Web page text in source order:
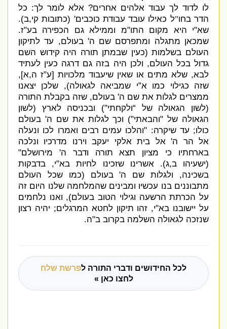
לו לדוד לך עבוד אלהים אחרים?אלא לומר לך:כל
הדר בחו"ל כאילו עובד עבודת כוכבים' (כתובות קי ,ב).
שא"י היא מקום התו"מ וממילא גם הכפירה בע"ז.
שמכאן מתגלה ומתפרסם שם ה 'בעולם,עד לתיקון
העולם בשלמות(כעין שבמתן תורה היה קידוש השם
גדול בכל העולם,ולכן היה בזה גם דרגה כעין לעתיד
לבא,שלא מתים או שאין שיעבוד מלכויות[ע "ז ה א],
שזה כגילוי כמו א”י שמביאה לגאולה),שלכן יצאנו
ממצרים לגלות את שם ה 'בעולם,שזה בקבלת התורה
לשון הגאולה של “ולקחתי")ובכניסה לארץ(
לשון
הגאולה של"והבאתי")וכך לגלות את שם ה 'בעולם
כולו;עד שיקרה: "והלכו עמים רבים ואמרו לכו ונעלה
אל הר ה 'אל בית אלקי יעקב וירנו מדרכיו ונלכה
בארחתיו כי מציון תצא תורה ודבר ה
'מירושלם"
ישעיהו ב ,ג).אשרינו שזכינו לחיות בא"י,בדבקות
בשכינה,ולגלות שם ה 'בעולם(
כמו שכל העולם
מתבוננים בנו עכשיו ומבינים שהמלחמה שלנו היום זה
על הכרתת הרשעה וגילוי הטוב בעולם),ואנו נלחמים
על יישובנו בא"י,זהו תיקון לחטא המרגלים;יהיה רצון
שנזכה לגאולה השלמה בקרוב ב "ה.
לכל החידושים ודברי התורה לפרשת שלח
לחצו כאן »